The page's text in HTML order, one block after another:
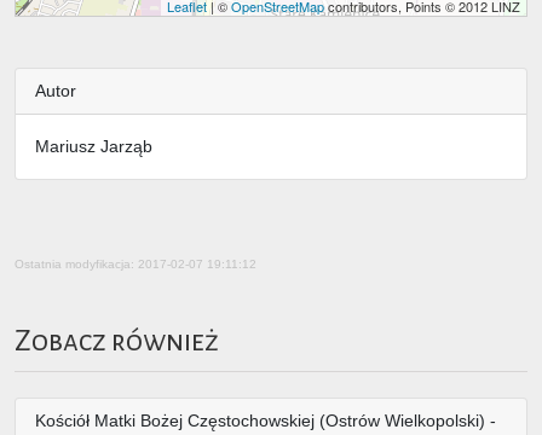
Leaflet| ©OpenStreetMapcontributors, Points © 2012 LINZ
Autor
Mariusz Jarząb
Ostatnia modyfikacja: 2017-02-07 19:11:12
Zobacz również
Kościół Matki Bożej Częstochowskiej (Ostrów Wielkopolski) -